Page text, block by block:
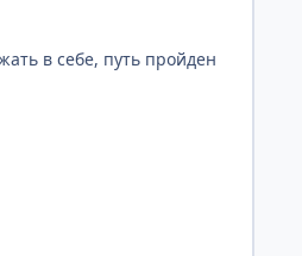
в себе, путь пройден